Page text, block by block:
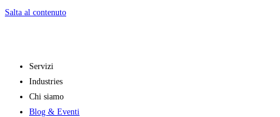
Salta al contenuto
Servizi
Industries
Chi siamo
Blog & Eventi